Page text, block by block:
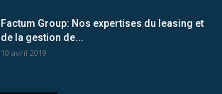
Factum Group: Nos expertises du leasing et
de la gestion de...
10 avril 2019